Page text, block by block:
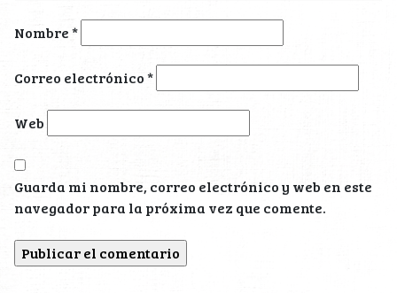
Nombre*
Correo electrónico*
Web
Guarda mi nombre, correo electrónico y web en este
navegador para la próxima vez que comente.